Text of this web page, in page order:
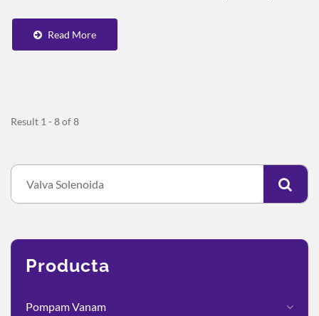
Read More
Result 1 - 8 of 8
Producta
Pompam Vanam